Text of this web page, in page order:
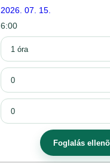
2026. 07. 15.
6:00